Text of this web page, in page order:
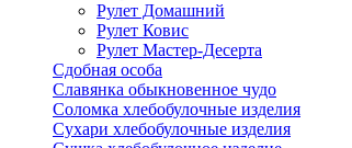
Рулет Домашний
Рулет Ковис
Рулет Мастер-Десерта
Сдобная особа
Славянка обыкновенное чудо
Соломка хлебобулочные изделия
Сухари хлебобулочные изделия